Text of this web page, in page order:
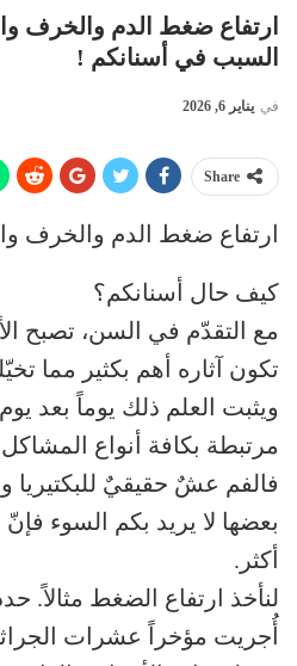
ارتفاع ضغط الدم والخرف
السبب في أسنانكم !
في يناير 6, 2026
Share
ارتفاع ضغط الدم والخرف
كيف حال أسنانكم؟
مع التقدّم في السن، تصبح
تكون آثاره أهم بكثير مما
ويثبت العلم ذلك يوماً بعد
مرتبطة بكافة أنواع
فالفم عشٌ حقيقيٌ للبكتيريا
بعضها لا يريد بكم السوء
أكثر.
لنأخذ ارتفاع الضغط مثالاً.
أُجريت مؤخراً عشرات